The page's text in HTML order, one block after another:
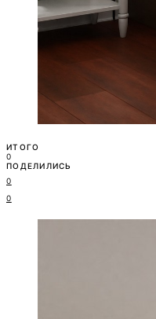
ИТОГО
0
ПОДЕЛИЛИСЬ
0
0